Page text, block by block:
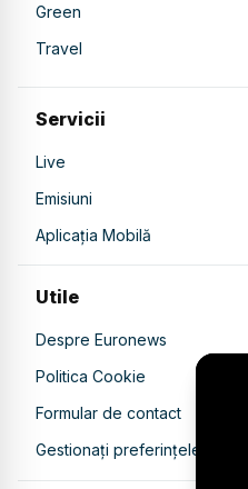
Green
Travel
Servicii
Live
Emisiuni
Aplicația Mobilă
Utile
Despre Euronews
Politica Cookie
Formular de contact
Gestionați preferințele